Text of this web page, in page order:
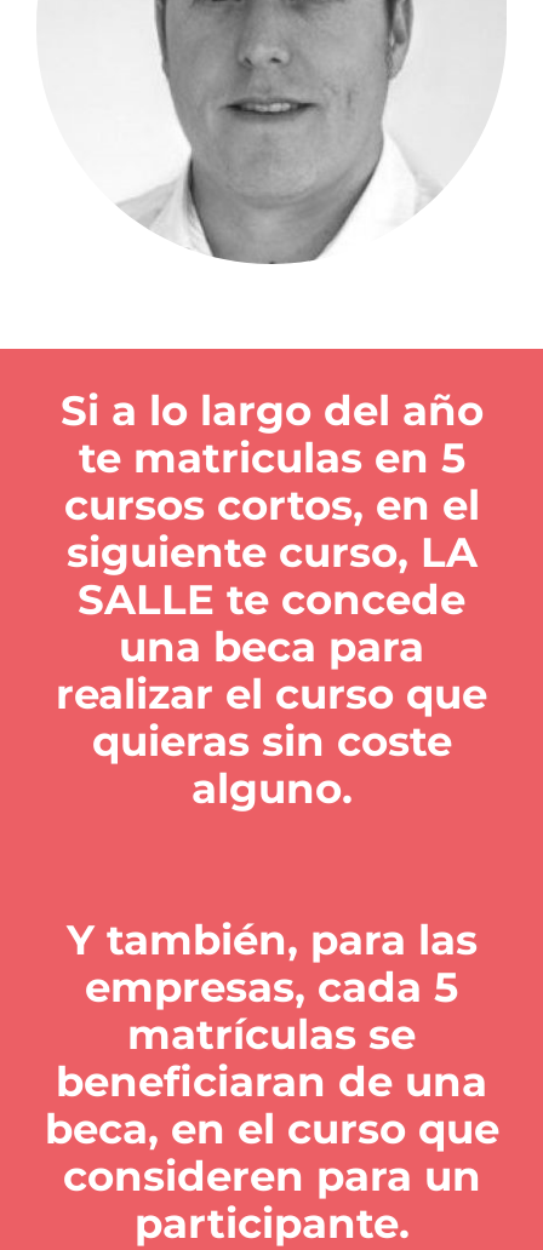
Si a lo largo del año
te matriculas en 5
cursos cortos, en el
siguiente curso, LA
SALLE te concede
una beca para
realizar el curso que
quieras sin coste
alguno.
Y también, para las
empresas, cada 5
matrículas se
beneficiaran de una
beca, en el curso que
consideren para un
participante.